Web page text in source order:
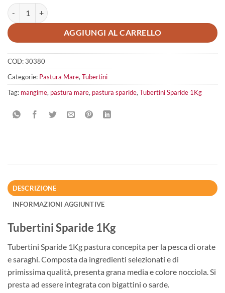
Tubertini Sparide 1Kg quantità
AGGIUNGI AL CARRELLO
COD:30380
Categorie: Pastura Mare, Tubertini
Tag: mangime, pastura mare, pastura sparide, Tubertini Sparide 1Kg
DESCRIZIONE
INFORMAZIONI AGGIUNTIVE
Tubertini Sparide 1Kg
Tubertini Sparide 1Kg pastura concepita per la pesca di orate
e saraghi. Composta da ingredienti selezionati e di
primissima qualità, presenta grana media e colore nocciola. Si
presta ad essere integrata con bigattini o sarde.